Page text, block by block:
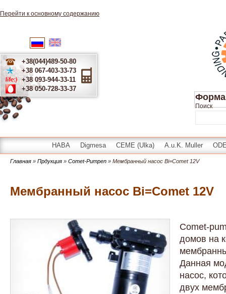
Перейти к основному содержанию
Русский
+38(044)489-50-80
+38 067-403-33-73
+38 093-944-33-11
+38 050-728-33-37
Форма
Поиск
HABA Digmesa CEME (Ulka) A.u.K. Muller
Главная » Прдукция » Comet-Pumpen » Мембранный насос Bi=Comet 12V
Мембранный насос Bi=Comet 12V
Comet-
домов на
Данная
насос,
двух